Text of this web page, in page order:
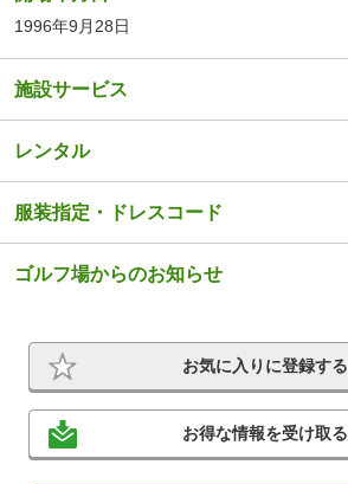
1996年9月28日
施設サービス
レンタル
服装指定・ドレスコード
ゴルフ場からのお知らせ
お気に入りに登録する
お得な情報を受け取る